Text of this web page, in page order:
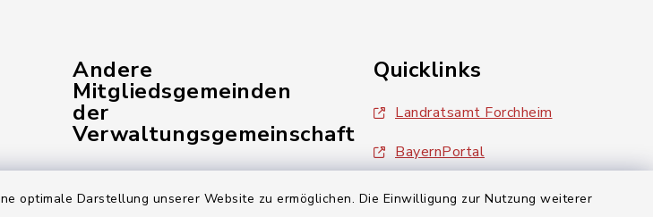
optimale Darstellung unserer Website zu ermöglichen. Die Einwilligung zur Nutzung weiterer
Andere
Mitgliedsgemeinden
der
Verwaltungsgemeinschaft
Gemeinde Kunreuth
Quicklinks
Landratsamt Forchheim
BayernPortal
inixmedia